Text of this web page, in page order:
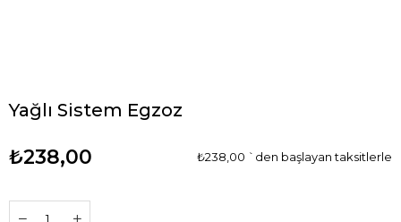
Yağlı Sistem Egzoz
₺238,00 ₺238,00 `den başlayan taksitlerle